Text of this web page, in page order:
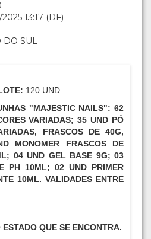
do lote
13:17 (DF)
SUL
120 UND
"MAJESTIC NAILS": 62
VARIADAS; 35 UND PÓ
FRASCOS DE 40G,
MONOMER FRASCOS DE
04 UND GEL BASE 9G; 03
10ML. VALIDADES ENTRE